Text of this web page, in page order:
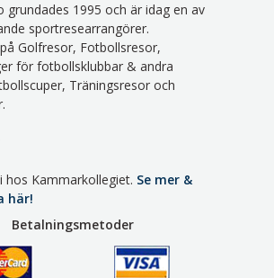
grundades 1995 och är idag en av
sportresearrangörer.
Golfresor, Fotbollsresor,
för fotbollsklubbar & andra
Träningsresor och
hos Kammarkollegiet. Se mer &
här!
Betalningsmetoder